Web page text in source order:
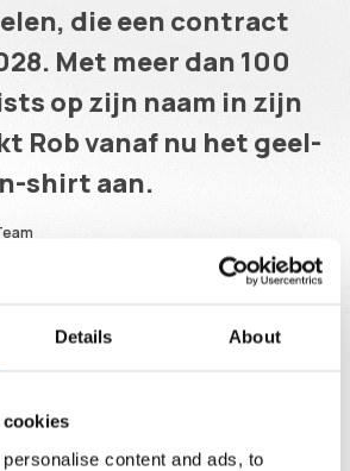
Details About
content and ads, to
die een contract
Met meer dan 100
op zijn naam in zijn
Rob vanaf nu het geel-
shirt aan.
bij Mechelen. Met zijn gouden
hij vorig seizoen 6 doelpunten en gaf
zijn opleidingsclub, waar hij 13
trok hij naar KAA Gent, en in 2017
speler en de kapitein.